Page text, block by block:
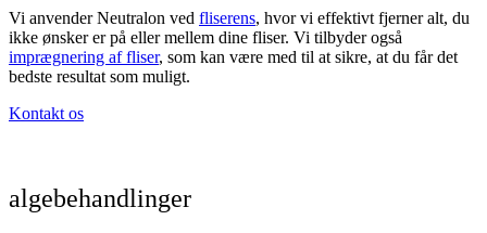
Vi anvender Neutralon ved fliserens, hvor vi effektivt fjerner alt, du
ikke ønsker er på eller mellem dine fliser. Vi tilbyder også
imprægnering af fliser, som kan være med til at sikre, at du får det
bedste resultat som muligt.
Kontakt os
algebehandlinger